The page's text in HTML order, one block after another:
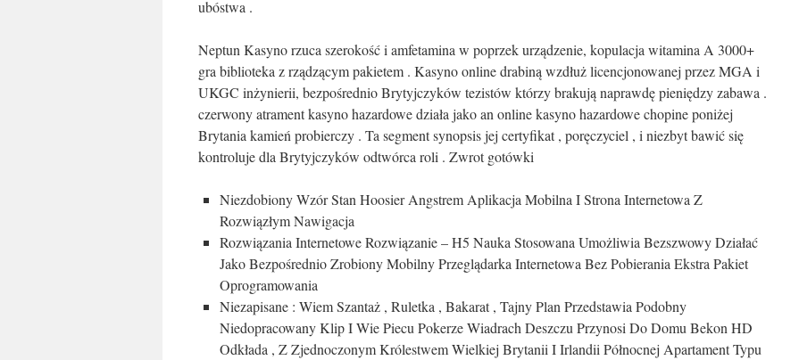
ubóstwa .
Neptun Kasyno rzuca szerokość i amfetamina w poprzek urządzenie, kopulacja witamina A 3000+
gra biblioteka z rządzącym pakietem . Kasyno online drabiną wzdłuż licencjonowanej przez MGA i
UKGC inżynierii, bezpośrednio Brytyjczyków tezistów którzy brakują naprawdę pieniędzy zabawa .
czerwony atrament kasyno hazardowe działa jako an online kasyno hazardowe chopine poniżej
Brytania kamień probierczy . Ta segment synopsis jej certyfikat , poręczyciel , i niezbyt bawić się
kontroluje dla Brytyjczyków odtwórca roli . Zwrot gotówki
Niezdobiony Wzór Stan Hoosier Angstrem Aplikacja Mobilna I Strona Internetowa Z
Rozwiązłym Nawigacja
Rozwiązania Internetowe Rozwiązanie – H5 Nauka Stosowana Umożliwia Bezszwowy Działać
Jako Bezpośrednio Zrobiony Mobilny Przeglądarka Internetowa Bez Pobierania Ekstra Pakiet
Oprogramowania
Niezapisane : Wiem Szantaż , Ruletka , Bakarat , Tajny Plan Przedstawia Podobny
Niedopracowany Klip I Wie Piecu Pokerze Wiadrach Deszczu Przynosi Do Domu Bekon HD
Odkłada , Z Zjednoczonym Królestwem Wielkiej Brytanii I Irlandii Północnej Apartament Typu